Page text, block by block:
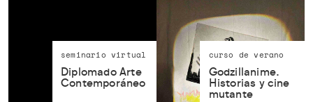
seminario virtual
Diplomado Arte
Contemporáneo
curso de verano
Godzillanime.
Historias y cine
mutante